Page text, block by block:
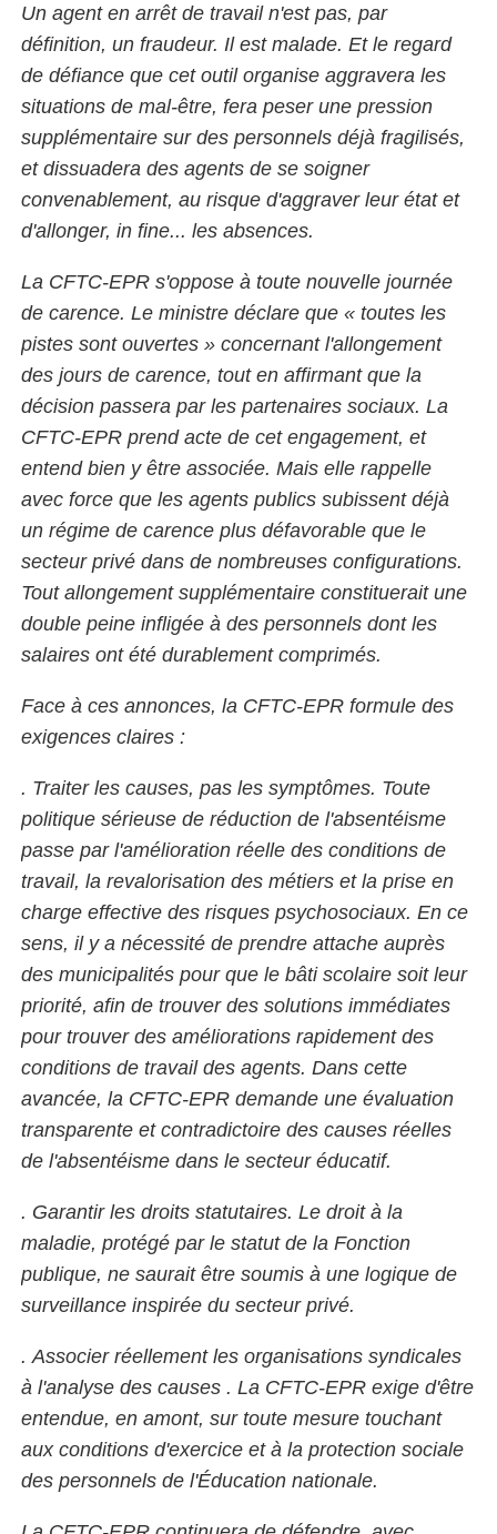
Un agent en arrêt de travail n'est pas, par
définition, un fraudeur. Il est malade. Et le regard
de défiance que cet outil organise aggravera les
situations de mal-être, fera peser une pression
supplémentaire sur des personnels déjà fragilisés,
et dissuadera des agents de se soigner
convenablement, au risque d'aggraver leur état et
d'allonger, in fine... les absences.
La CFTC-EPR s'oppose à toute nouvelle journée
de carence. Le ministre déclare que « toutes les
pistes sont ouvertes » concernant l'allongement
des jours de carence, tout en affirmant que la
décision passera par les partenaires sociaux. La
CFTC-EPR prend acte de cet engagement, et
entend bien y être associée. Mais elle rappelle
avec force que les agents publics subissent déjà
un régime de carence plus défavorable que le
secteur privé dans de nombreuses configurations.
Tout allongement supplémentaire constituerait une
double peine infligée à des personnels dont les
salaires ont été durablement comprimés.
Face à ces annonces, la CFTC-EPR formule des
exigences claires :
. Traiter les causes, pas les symptômes. Toute
politique sérieuse de réduction de l'absentéisme
passe par l'amélioration réelle des conditions de
travail, la revalorisation des métiers et la prise en
charge effective des risques psychosociaux. En ce
sens, il y a nécessité de prendre attache auprès
des municipalités pour que le bâti scolaire soit leur
priorité, afin de trouver des solutions immédiates
pour trouver des améliorations rapidement des
conditions de travail des agents. Dans cette
avancée, la CFTC-EPR demande une évaluation
transparente et contradictoire des causes réelles
de l'absentéisme dans le secteur éducatif.
. Garantir les droits statutaires. Le droit à la
maladie, protégé par le statut de la Fonction
publique, ne saurait être soumis à une logique de
surveillance inspirée du secteur privé.
. Associer réellement les organisations syndicales
à l'analyse des causes . La CFTC-EPR exige d'être
entendue, en amont, sur toute mesure touchant
aux conditions d'exercice et à la protection sociale
des personnels de l'Éducation nationale.